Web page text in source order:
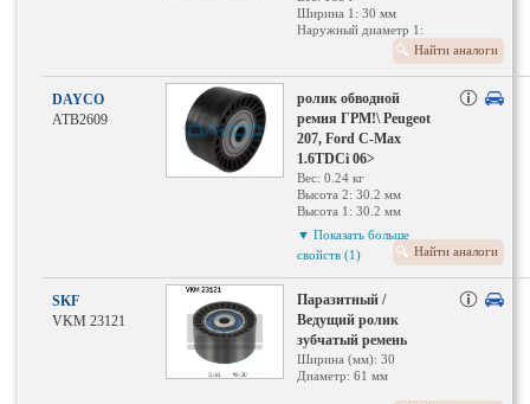
Ширина 1: 30 мм
Наружный диаметр 1:
Найти аналоги
DAYCO
ATB2609
ролик обводной
ремня ГРМ!\ Peugeot
207, Ford C-Max
1.6TDCi 06>
Вес: 0.24 кг
Высота 2: 30.2 мм
Высота 1: 30.2 мм
Диаметр шкива: 61 мм
▼ Показать больше
свойств (1)
Найти аналоги
SKF
VKM 23121
Паразитный /
Ведущий ролик
зубчатый ремень
Ширина (мм): 30
Диаметр: 61 мм